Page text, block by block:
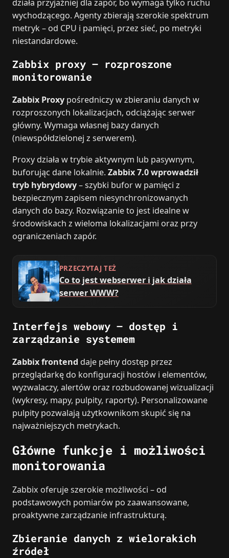
działa przyjaźniej dla zapór, bo wymaga tylko ruchu
wychodzącego. Agenty zbierają szerokie spektrum
metryk – od CPU i pamięci, przez sieć, po metryki
niestandardowe.
Zabbix proxy – rozproszone
monitorowanie
Zabbix Proxy pośredniczy w zbieraniu danych w
rozproszonych lokalizacjach, odciążając serwer
główny. Wymaga własnej bazy danych
(niewspółdzielonej z serwerem).
Proxy działa w trybie aktywnym lub pasywnym,
buforując dane lokalnie. Zabbix 7.0 wprowadził
tryb hybrydowy– szybki bufor w pamięci z
bezpiecznym zapisem niesynchronizowanych
danych do bazy. Rozwiązanie to jest idealne w
środowiskach z wieloma lokalizacjami oraz przy
ograniczeniach zapór.
PRZECZYTAJ TEŻ
Co to jest webserwer i jak działa
serwer WWW?
Interfejs webowy – dostęp i
zarządzanie systemem
Zabbix frontend daje pełny dostęp przez
przeglądarkę do konfiguracji hostów i elementów,
wyzwalaczy, alertów oraz rozbudowanej wizualizacji
(wykresy, mapy, pulpity, raporty). Personalizowane
pulpity pozwalają użytkownikom skupić się na
najważniejszych metrykach.
Główne funkcje i możliwości
monitorowania
Zabbix oferuje szerokie możliwości – od
podstawowych pomiarów po zaawansowane,
proaktywne zarządzanie infrastrukturą.
Zbieranie danych z wielorakich
źródeł